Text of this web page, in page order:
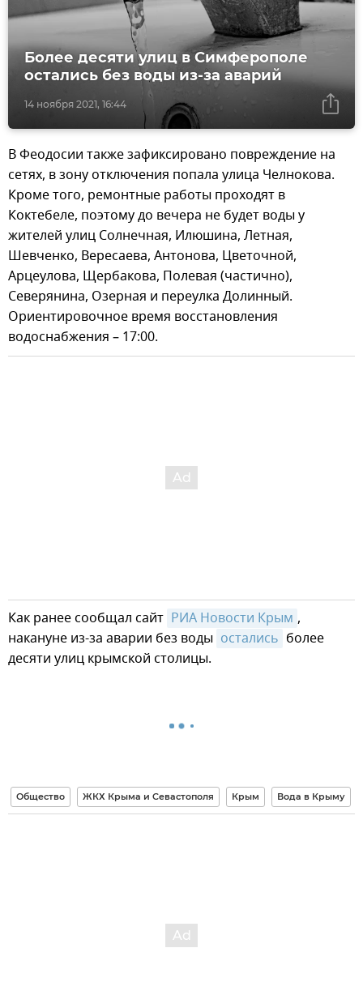
14 ноября 2021, 16:44
Более десяти улиц в Симферополе
остались без воды из-за аварий
В Феодосии также зафиксировано повреждение на
сетях, в зону отключения попала улица Челнокова.
Кроме того, ремонтные работы проходят в
Коктебеле, поэтому до вечера не будет воды у
жителей улиц Солнечная, Илюшина, Летная,
Шевченко, Вересаева, Антонова, Цветочной,
Арцеулова, Щербакова, Полевая (частично),
Северянина, Озерная и переулка Долинный.
Ориентировочное время восстановления
водоснабжения – 17:00.
Как ранее сообщал сайт РИА Новости Крым ,
накануне из-за аварии без воды остались более
десяти улиц крымской столицы.
Общество ЖКХ Крыма и Севастополя Крым Вода в Крыму